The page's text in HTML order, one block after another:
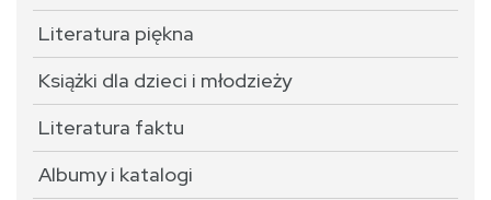
Literatura piękna
Książki dla dzieci i młodzieży
Literatura faktu
Albumy i katalogi